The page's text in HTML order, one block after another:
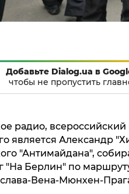
Добавьте Dialog.ua в
чтобы не пропустить
радио,
является Александр
"Антимайдана",
"На Берлин" по
Вена-Мюнхен-